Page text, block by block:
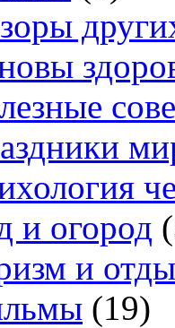
и огород
и
(19)